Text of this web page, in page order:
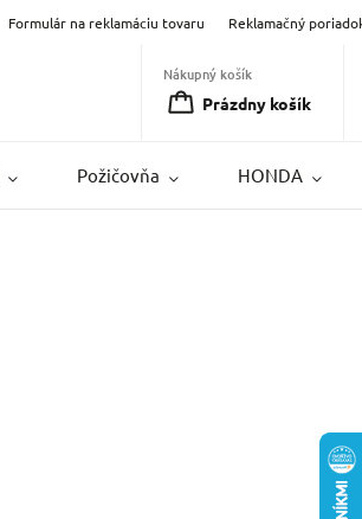
Formulár na reklamáciu tovaru Reklamačný
Nákupný košík
Prázdny košík
Požičovňa HONDA